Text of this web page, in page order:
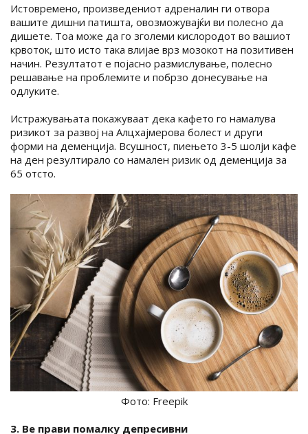
Истовремено, произведениот адреналин ги отвора
вашите дишни патишта, овозможувајќи ви полесно да
дишете. Тоа може да го зголеми кислородот во вашиот
крвоток, што исто така влијае врз мозокот на позитивен
начин. Резултатот е појасно размислување, полесно
решавање на проблемите и побрзо донесување на
одлуките.
Истражувањата покажуваат дека кафето го намалува
ризикот за развој на Алцхајмерова болест и други
форми на деменција. Всушност, пиењето 3-5 шолји кафе
на ден резултирало со намален ризик од деменција за
65 отсто.
Фото: Freepik
3. Ве прави помалку депресивни